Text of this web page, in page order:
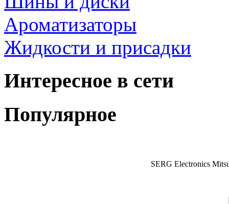
Ароматизаторы
Жидкости и присадки
Интересное в сети
Популярное
SERG Electronics